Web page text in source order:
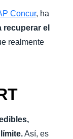
Concur, ha
el
realmente
Así, es